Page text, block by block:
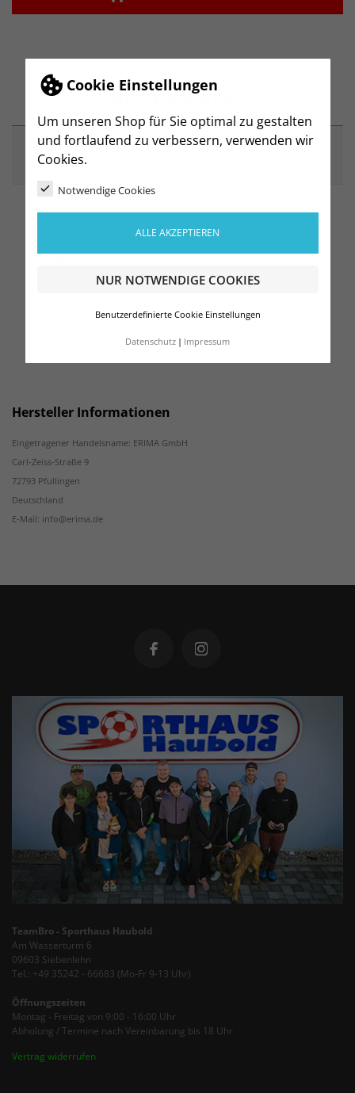
Cookie Einstellungen
Um unseren Shop für Sie optimal zu gestalten
und fortlaufend zu verbessern, verwenden wir
Cookies.
Notwendige Cookies
ALLE AKZEPTIEREN
NUR NOTWENDIGE COOKIES
Benutzerdefinierte Cookie Einstellungen
Datenschutz Impressum
BESCHREIBUNG
Gerippter Rundhalsausschnitt
100% Polyester
Hersteller Informationen
Eingetragener Handelsname: ERIMA GmbH
Carl-Zeiss-Straße 9
72793 Pfullingen
Deutschland
E-Mail: info@erima.de
TeamBro - Sporthaus Haubold
Am Wasserturm 6
09603 Siebenlehn
Tel.: +49 35242 - 66683 (Mo-Fr 9-13 Uhr)
Öffnungszeiten
Montag - Freitag von 9:00 - 16:00 Uhr
Abholung / Termine nach Vereinbarung bis 18 Uhr
Vertrag widerrufen